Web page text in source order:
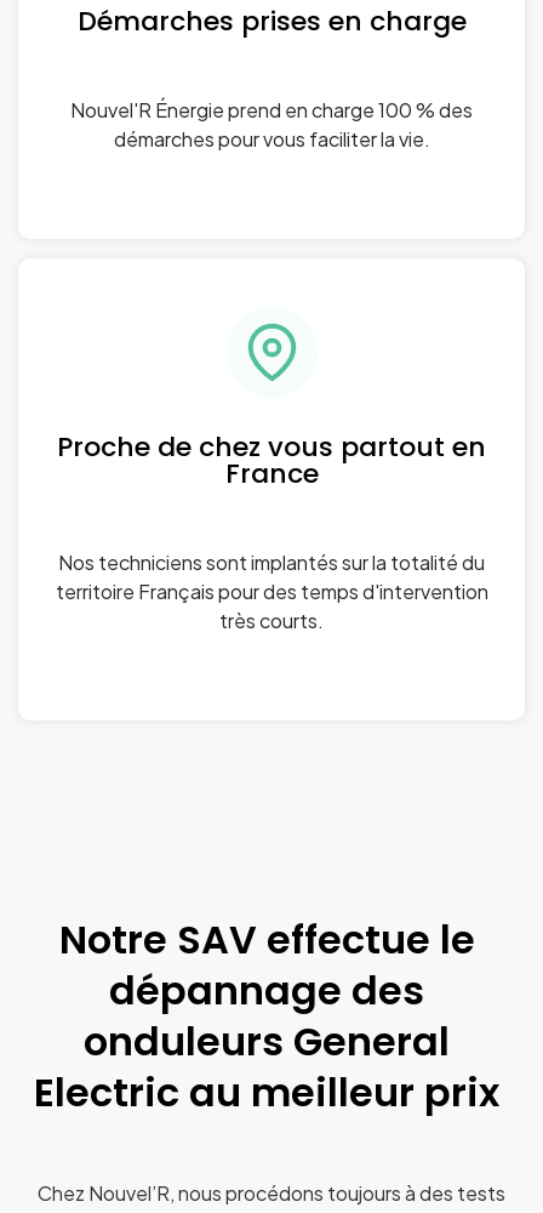
Démarches prises en charge
Nouvel'R Énergie prend en charge 100 % des
démarches pour vous faciliter la vie.
Proche de chez vous partout en
France
Nos techniciens sont implantés sur la totalité du
territoire Français pour des temps d'intervention
très courts.
Notre SAV effectue le
dépannage des
onduleurs General
Electric au meilleur prix
Chez Nouvel’R, nous procédons toujours à des tests